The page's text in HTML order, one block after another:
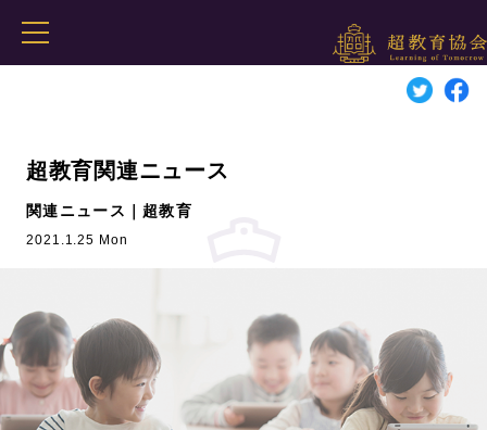
超教育関連ニュース
関連ニュース｜超教育
2021.1.25 Mon